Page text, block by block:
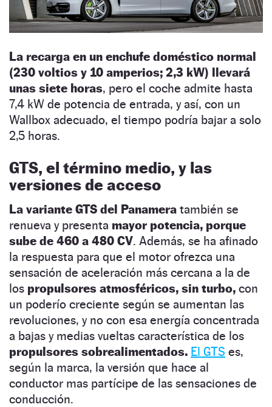
La recarga en un enchufe doméstico normal
(230 voltios y 10 amperios; 2,3 kW) llevará
unas siete horas, pero el coche admite hasta
7,4 kW de potencia de entrada, y así, con un
Wallbox adecuado, el tiempo podría bajar a solo
2,5 horas.
GTS, el término medio, y las
versiones de acceso
La variante GTS del Panamera también se
renueva y presenta mayor potencia, porque
sube de 460 a 480 CV. Además, se ha afinado
la respuesta para que el motor ofrezca una
sensación de aceleración más cercana a la de
los propulsores atmosféricos, sin turbo, con
un poderío creciente según se aumentan las
revoluciones, y no con esa energía concentrada
a bajas y medias vueltas característica de los
propulsores sobrealimentados. El GTS es,
según la marca, la versión que hace al
conductor mas partícipe de las sensaciones de
conducción.